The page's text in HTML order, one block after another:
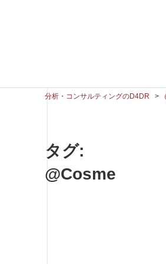
分析・コンサルティングのD4DR >
タグ:
@Cosme